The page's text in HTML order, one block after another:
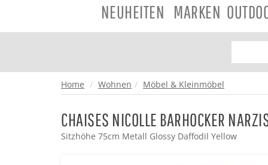
NEUHEITEN MARKEN
Home Wohnen Möbel & Kleinmöbel
CHAISES NICOLLE BARHOCKER
Sitzhöhe 75cm Metall Glossy Daffodil Yellow